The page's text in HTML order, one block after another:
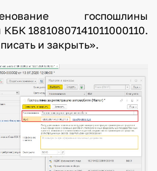
госпошлины
18810807141011000110.
и закрыть».